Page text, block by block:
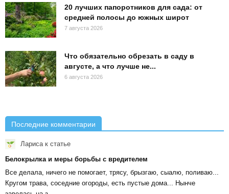
20 лучших папоротников для сада: от
средней полосы до южных широт
7 августа 2026
Что обязательно обрезать в саду в
августе, а что лучше не...
6 августа 2026
Последние комментарии
Лариса к статье
Белокрылка и меры борьбы с вредителем
Все делала, ничего не помогает, трясу, брызгаю, сыалю, поливаю...
Кругом трава, соседние огороды, есть пустые дома... Нынче